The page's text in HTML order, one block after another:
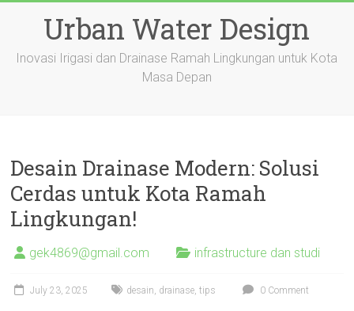
Urban Water Design
Inovasi Irigasi dan Drainase Ramah Lingkungan untuk Kota
Masa Depan
Desain Drainase Modern: Solusi
Cerdas untuk Kota Ramah
Lingkungan!
gek4869@gmail.com infrastructure dan studi
July 23, 2025 desain, drainase,tips 0 Comment